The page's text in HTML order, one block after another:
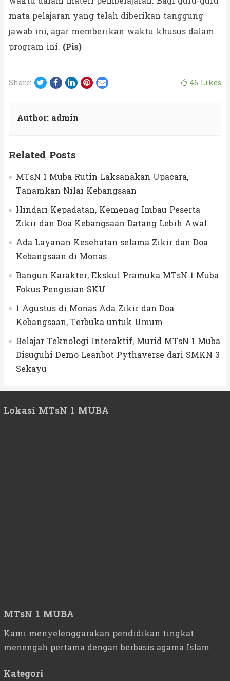
mata pelajaran yang telah diberikan tanggung
jawab ini, agar memberikan waktu khusus dalam
program ini. (Pis)
Share: Twitter
Facebook
LinkedIn
Pinterest
Email 46 Likes
Author: admin
Related Posts
MTsN 1 Muba Rutin Laksanakan Upacara,
Tanamkan Nilai Kebangsaan
Hindari Kepadatan, Kemenag Imbau Peserta
Zikir dan Doa Kebangsaan Datang Lebih Awal
Ada Layanan Kesehatan selama Zikir dan Doa
Kebangsaan di Monas
Bangun Karakter, Ekskul Pramuka MTsN 1 Muba
Fokus Pengisian SKU
1 Agustus di Monas Ada Zikir dan Doa
Kebangsaan, Terbuka untuk Umum
Belajar Teknologi Interaktif, Murid MTsN 1 Muba
Disuguhi Demo Leanbot Pythaverse dari SMKN 3
Sekayu
Lokasi MTsN 1 MUBA
MTsN 1 MUBA
Kami menyelenggarakan pendidikan tingkat
menengah pertama dengan berbasis agama Islam
Kategori